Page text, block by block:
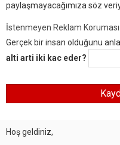
paylaşmayacağımıza söz
İstenmeyen Reklam Koruması:
Gerçek bir insan olduğunu
alti arti iki kac eder?
Hoş geldiniz,